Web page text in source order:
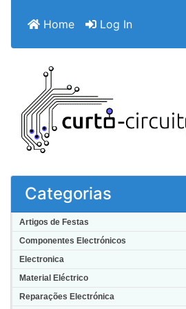
Home Log In
Categorias
Artigos de Festas
Componentes Electrónicos
Electronica
Material Eléctrico
Reparações Electrónica